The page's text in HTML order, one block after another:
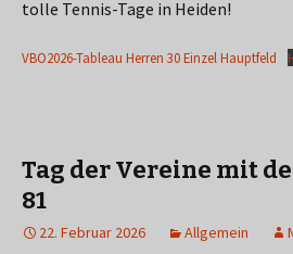
tolle Tennis-Tage in Heiden!
VBO2026-Tableau Herren 30 Einzel Hauptfeld
Tag der Vereine mit
81
22. Februar 2026 Allgemein